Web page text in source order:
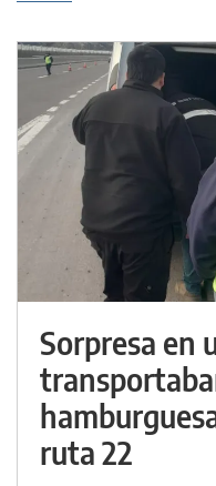
Sorpresa en
ruta 22